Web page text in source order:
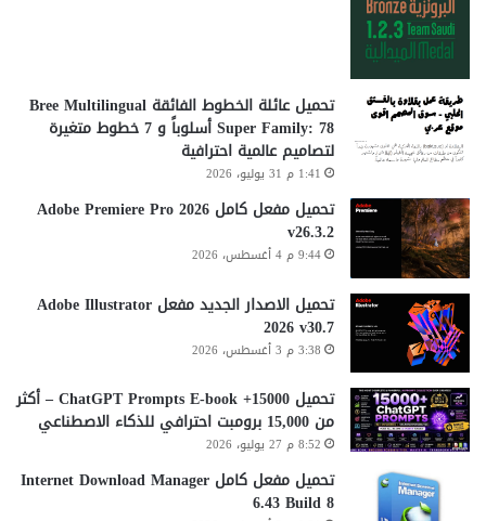
تحميل عائلة الخطوط الفائقة Bree Multilingual
Super Family: 78 أسلوباً و 7 خطوط متغيرة
لتصاميم عالمية احترافية
1:41 م 31 يوليو، 2026
تحميل مفعل كامل Adobe Premiere Pro 2026
v26.3.2
9:44 م 4 أغسطس، 2026
تحميل الاصدار الجديد مفعل Adobe Illustrator
2026 v30.7
3:38 م 3 أغسطس، 2026
تحميل 15000+ ChatGPT Prompts E-book – أكثر
من 15,000 برومبت احترافي للذكاء الاصطناعي
8:52 م 27 يوليو، 2026
تحميل مفعل كامل Internet Download Manager
6.43 Build 8